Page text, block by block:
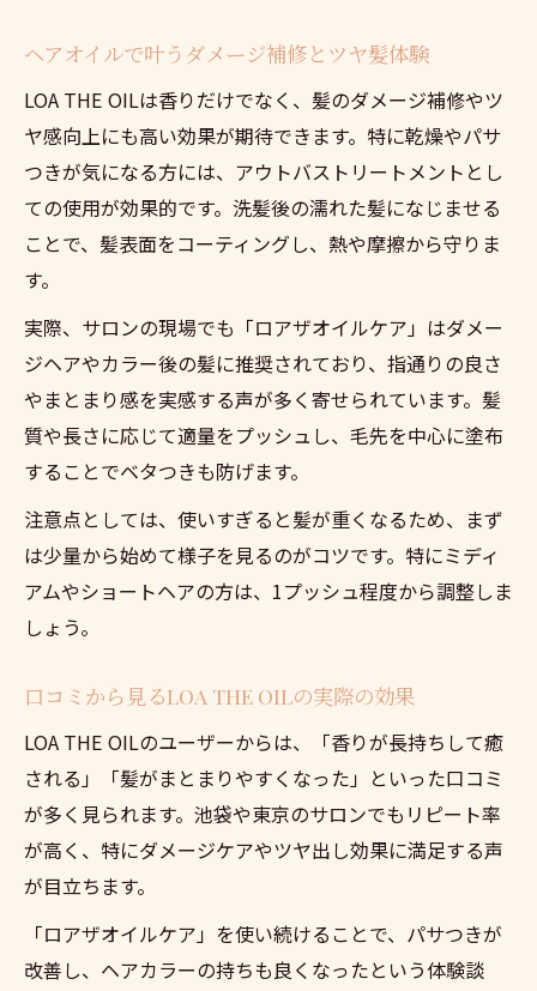
る方法
LOA THE OIL取扱店の見分け方と選び方
公式オンラインショップの利便性と魅力
偽物を避けるためのヘアオイル選びの注意
点
口コミで信頼できる販売先を探すコツ
ヘアオイルで叶うダメージ補修とツヤ髪体験
LOA THE OILは香りだけでなく、髪のダメージ補修やツ
ヤ感向上にも高い効果が期待できます。特に乾燥やパサ
つきが気になる方には、アウトバストリートメントとし
ての使用が効果的です。洗髪後の濡れた髪になじませる
ことで、髪表面をコーティングし、熱や摩擦から守りま
す。
実際、サロンの現場でも「ロアザオイルケア」はダメー
ジヘアやカラー後の髪に推奨されており、指通りの良さ
やまとまり感を実感する声が多く寄せられています。髪
質や長さに応じて適量をプッシュし、毛先を中心に塗布
することでベタつきも防げます。
注意点としては、使いすぎると髪が重くなるため、まず
は少量から始めて様子を見るのがコツです。特にミディ
アムやショートヘアの方は、1プッシュ程度から調整しま
しょう。
口コミから見るLOA THE OILの実際の効果
LOA THE OILのユーザーからは、「香りが長持ちして癒
される」「髪がまとまりやすくなった」といった口コミ
が多く見られます。池袋や東京のサロンでもリピート率
が高く、特にダメージケアやツヤ出し効果に満足する声
が目立ちます。
「ロアザオイルケア」を使い続けることで、パサつきが
改善し、ヘアカラーの持ちも良くなったという体験談